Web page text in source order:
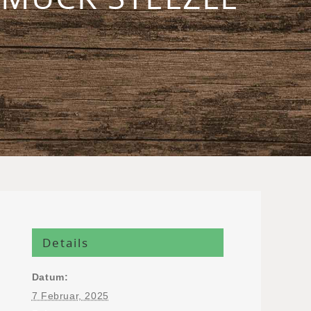
Details
Datum:
7 Februar, 2025